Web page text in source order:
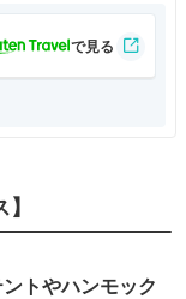
間45分 中央高速 調
1時間10分
トやハンモック